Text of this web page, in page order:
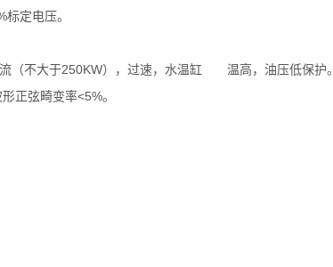
定电压。
（不大于250KW），过速，水温缸 温高，油压低保护。
正弦畸变率<5%。